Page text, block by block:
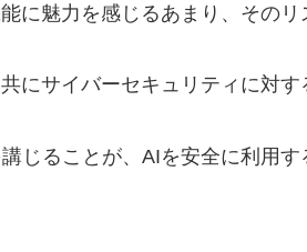
に魅力を感じるあまり、そのリ
にサイバーセキュリティに対す
じることが、AIを安全に利用す